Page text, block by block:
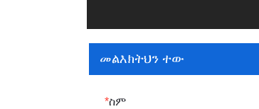
መልእክትህን ተው
*ስም